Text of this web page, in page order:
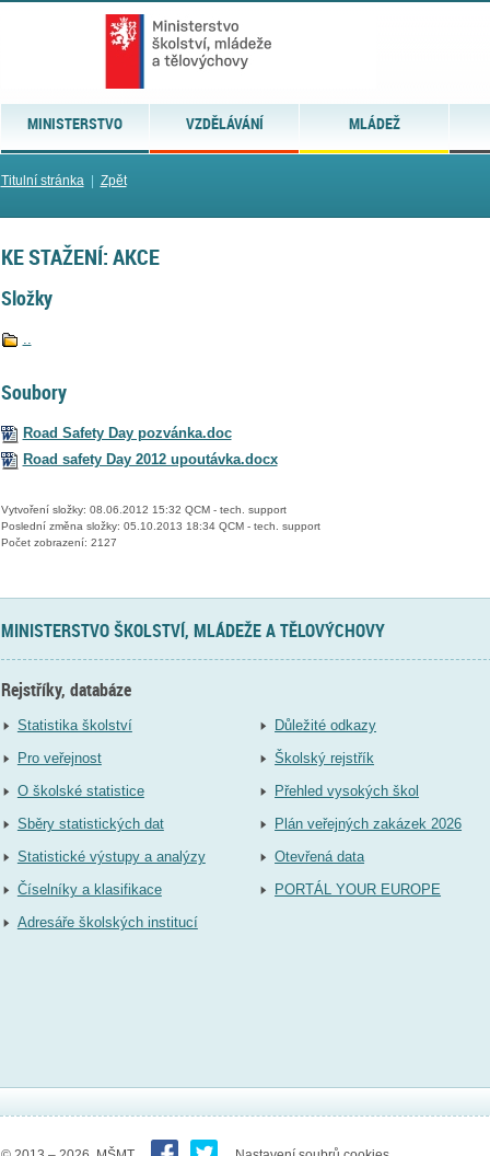
MINISTERSTVO VZDĚLÁVÁNÍ MLÁDEŽ
Titulní stránka| Zpět
KE STAŽENÍ: AKCE
Složky
..
Soubory
Road Safety Day pozvánka.doc
Road safety Day 2012 upoutávka.docx
Vytvoření složky: 08.06.2012 15:32 QCM - tech. support
Poslední změna složky: 05.10.2013 18:34 QCM - tech. support
Počet zobrazení: 2127
MINISTERSTVO ŠKOLSTVÍ, MLÁDEŽE A TĚLOVÝCHOVY
Rejstříky, databáze
Statistika školství
Pro veřejnost
O školské statistice
Sběry statistických dat
Statistické výstupy a analýzy
Číselníky a klasifikace
Adresáře školských institucí
Důležité odkazy
Školský rejstřík
Přehled vysokých škol
Plán veřejných zakázek 2026
Otevřená data
PORTÁL YOUR EUROPE